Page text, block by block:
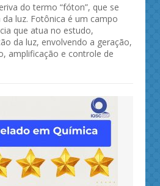
do termo “fóton”, que se
luz. Fotônica é um campo
que atua no estudo,
da luz, envolvendo a geração,
amplificação e controle de